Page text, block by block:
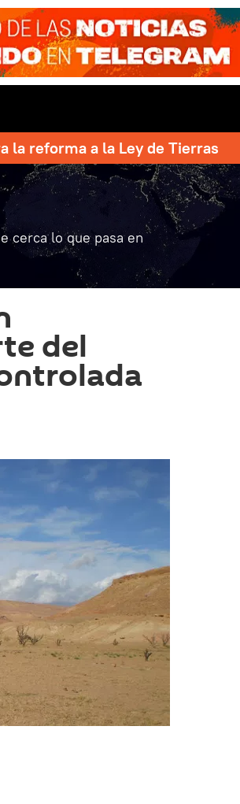
la reforma a la Ley de Tierras
cerca lo que pasa en
del